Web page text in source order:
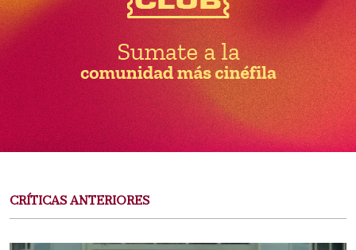
CRÍTICAS ANTERIORES